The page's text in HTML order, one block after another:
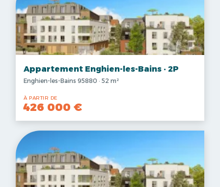
Appartement Enghien-les-Bains · 2P
Enghien-les-Bains 95880 · 52 m²
À PARTIR DE
426 000 €